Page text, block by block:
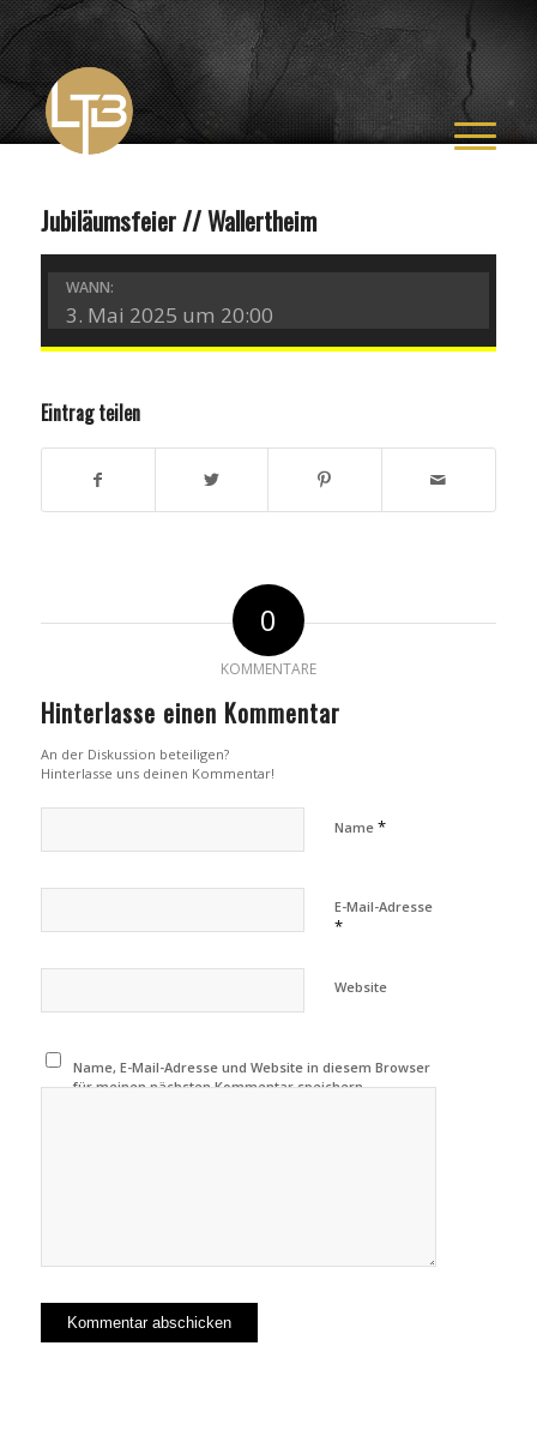
Jubiläumsfeier // Wallertheim
WANN:
3. Mai 2025 um 20:00
Eintrag teilen
0
KOMMENTARE
Hinterlasse einen Kommentar
An der Diskussion beteiligen?
Hinterlasse uns deinen Kommentar!
Name *
E-Mail-Adresse
*
Website
Name, E-Mail-Adresse und Website in diesem Browser
für meinen nächsten Kommentar speichern.